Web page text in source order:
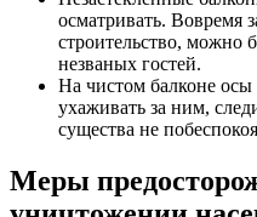
осматривать. Вовремя
строительство, можно
незваных гостей.
На чистом балконе осы
ухаживать за ним,
существа не
Меры